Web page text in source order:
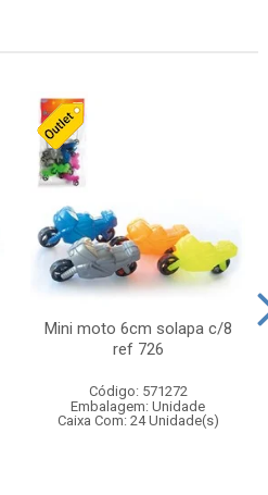
Mini moto 6cm solapa c/8
ref 726
Código: 571272
Embalagem: Unidade
Caixa Com: 24 Unidade(s)